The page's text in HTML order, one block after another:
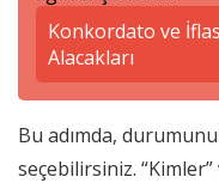
Konkordato ve
Alacakları
Bu adımda,
seçebilirsiniz.